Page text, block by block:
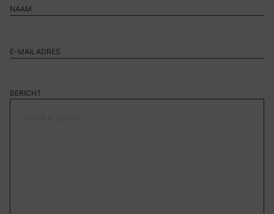
BERICHT